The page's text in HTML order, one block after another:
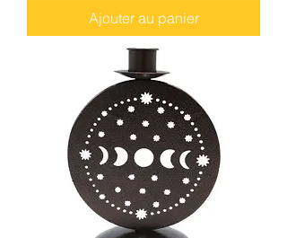
Ajouter au panier